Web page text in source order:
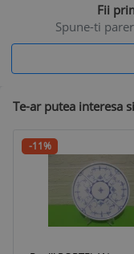
Fii
Spune-ti
Te-ar putea interesa si
-11%